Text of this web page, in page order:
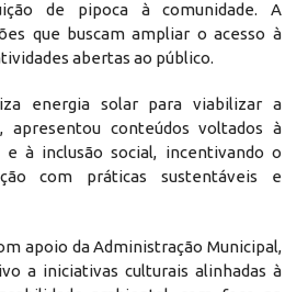
de pipoca à comunidade. A
que buscam ampliar o acesso à
abertas ao público.
energia solar para viabilizar a
apresentou conteúdos voltados à
e à inclusão social, incentivando o
com práticas sustentáveis e
apoio da Administração Municipal,
a iniciativas culturais alinhadas à